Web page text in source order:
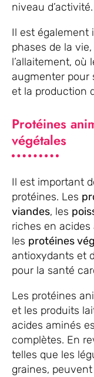
niveau d’activité.
Il est également
phases de la
l’allaitement,
augmenter
et la production
Protéines
végétales
Il est important
protéines. Les
viandes, les
riches en
les protéines
antioxydants et
pour la santé
Les protéines
et les produits
acides aminés
complètes. En
telles que les
graines,